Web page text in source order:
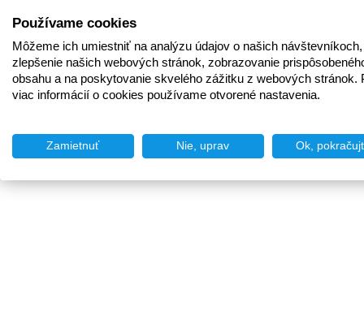
Používame cookies
Môžeme ich umiestniť na analýzu údajov o našich
zlepšenie našich webových stránok, zobrazovanie
obsahu a na poskytovanie skvelého zážitku z webových stránok.
viac informácií o cookies používame otvorené nastavenia.
Zamietnuť Nie, uprav Ok,